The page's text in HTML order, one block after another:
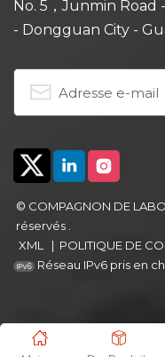
No. 5，Junmin
- Dongguan City -
© COMPAGNON DE
réservés .
XML
| POLITIQUE DE
Réseau IPv6 pris en